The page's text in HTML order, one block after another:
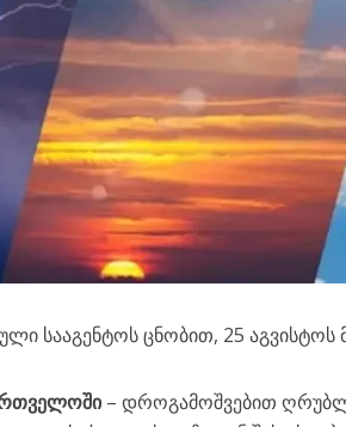
სააგენტოს ცნობით, 25
– დროგამოშვებით